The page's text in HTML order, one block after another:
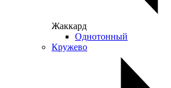
Жаккард
Однотонный
Кружево